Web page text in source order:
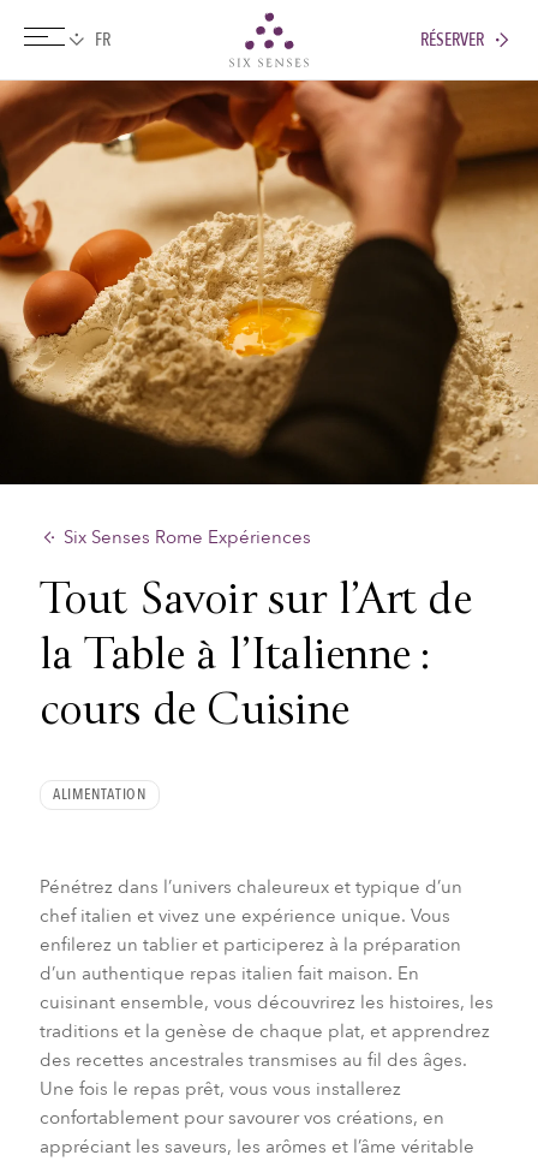
RÉSERVER
Six Senses Rome Expériences
Tout Savoir sur l’Art de
la Table à l’Italienne :
cours de Cuisine
ALIMENTATION
Pénétrez dans l’univers chaleureux et typique d’un
chef italien et vivez une expérience unique. Vous
enfilerez un tablier et participerez à la préparation
d’un authentique repas italien fait maison. En
cuisinant ensemble, vous découvrirez les histoires, les
traditions et la genèse de chaque plat, et apprendrez
des recettes ancestrales transmises au fil des âges.
Une fois le repas prêt, vous vous installerez
confortablement pour savourer vos créations, en
appréciant les saveurs, les arômes et l’âme véritable